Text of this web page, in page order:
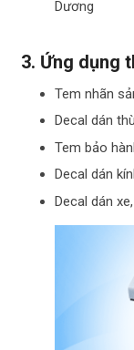
3. Ứng dụng
Tem nhãn
Decal dán
Tem bảo
Decal dán
Decal dán